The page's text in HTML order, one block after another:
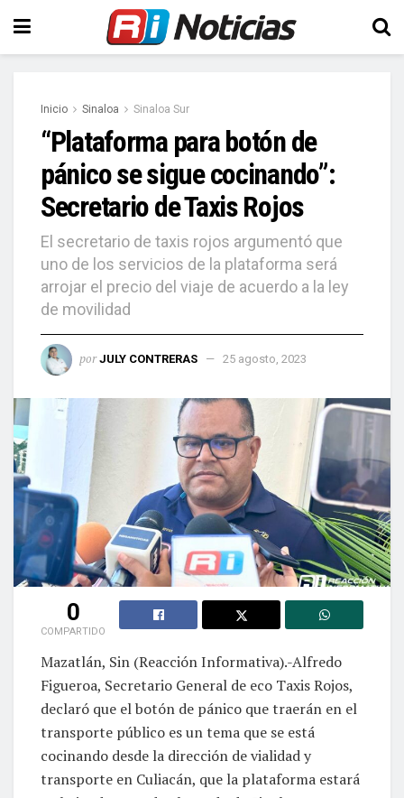
Inicio Sinaloa Sinaloa Sur
“Plataforma para botón de
pánico se sigue cocinando”:
Secretario de Taxis Rojos
El secretario de taxis rojos argumentó que
uno de los servicios de la plataforma será
arrojar el precio del viaje de acuerdo a la ley
de movilidad
por JULY CONTRERAS 25 agosto, 2023
0
COMPARTIDO
Mazatlán, Sin (Reacción Informativa).-Alfredo
Figueroa, Secretario General de eco Taxis Rojos,
declaró que el botón de pánico que traerán en el
transporte público es un tema que se está
cocinando desde la dirección de vialidad y
transporte en Culiacán, que la plataforma estará